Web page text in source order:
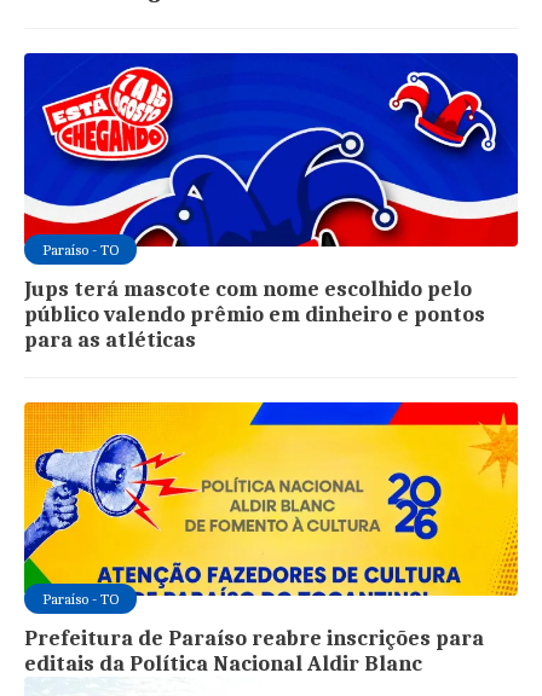
Paraíso - TO
Jups terá mascote com nome escolhido pelo
público valendo prêmio em dinheiro e pontos
para as atléticas
Paraíso - TO
Prefeitura de Paraíso reabre inscrições para
editais da Política Nacional Aldir Blanc